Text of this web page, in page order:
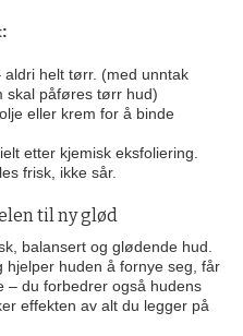
aldri helt tørr. (med unntak
skal påføres tørr hud)
eller krem for å binde
etter kjemisk eksfoliering.
frisk, ikke sår.
til ny glød
balansert og glødende hud.
huden å fornye seg, får
– du forbedrer også hudens
effekten av alt du legger på